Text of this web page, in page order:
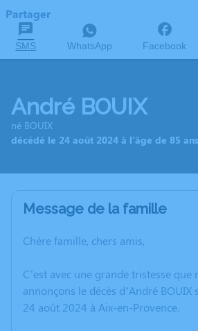
Partager
SMS WhatsApp Facebook
André BOUIX
né BOUIX
décédé le 24 août 2024 à l'âge de 85 ans
Message de la famille
Chère famille, chers amis,
C’est avec une grande tristesse que
annonçons le décès d’André
24 août 2024 à Aix-en-Provence.